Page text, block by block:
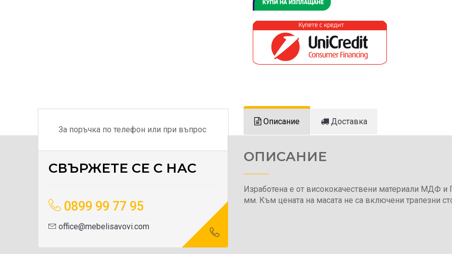
За поръчка по телефон или при въпрос
СВЪРЖЕТЕ СЕ С НАС
0899 99 77 95
office@mebelisavovi.com
Описание Доставка
ОПИСАНИЕ
Изработена е от висококачествени материали МДФ
мм. Към цената на масата не са включени трапезни